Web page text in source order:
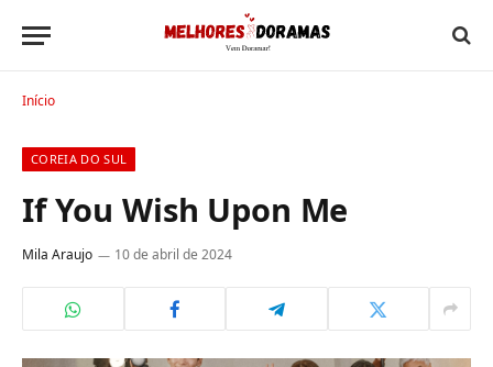
Início
COREIA DO SUL
If You Wish Upon Me
Mila Araujo 10 de abril de 2024